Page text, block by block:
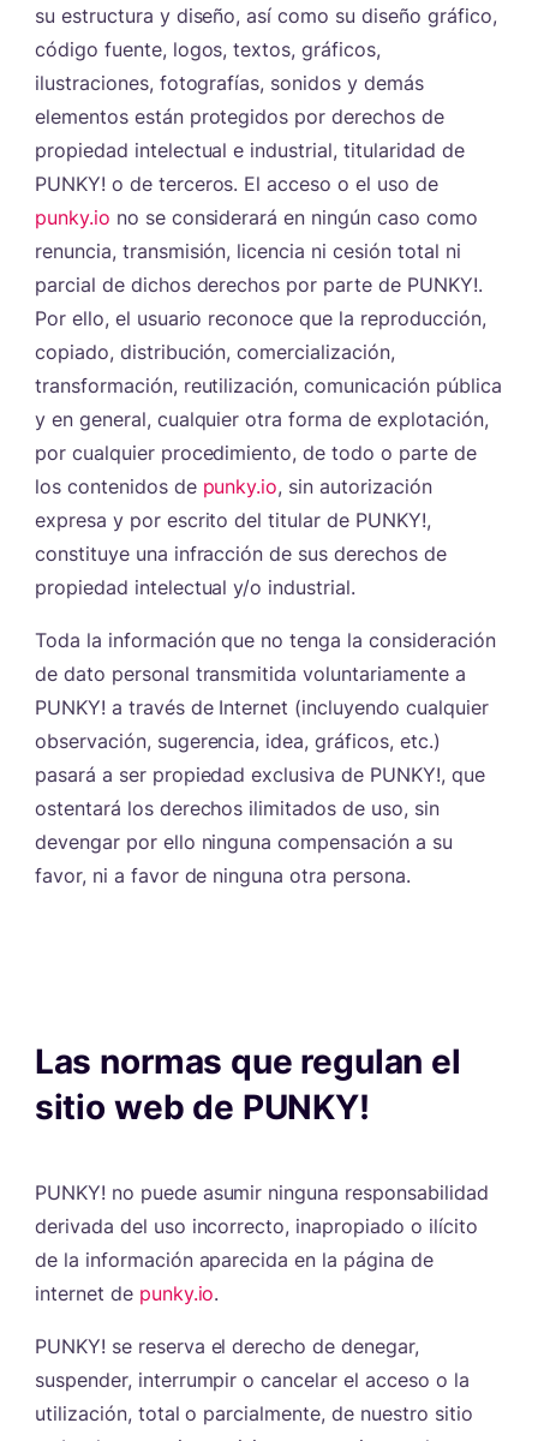
su estructura y diseño, así como su diseño gráfico,
código fuente, logos, textos, gráficos,
ilustraciones, fotografías, sonidos y demás
elementos están protegidos por derechos de
propiedad intelectual e industrial, titularidad de
PUNKY! o de terceros. El acceso o el uso de
punky.io no se considerará en ningún caso como
renuncia, transmisión, licencia ni cesión total ni
parcial de dichos derechos por parte de PUNKY!.
Por ello, el usuario reconoce que la reproducción,
copiado, distribución, comercialización,
transformación, reutilización, comunicación pública
y en general, cualquier otra forma de explotación,
por cualquier procedimiento, de todo o parte de
los contenidos de punky.io, sin autorización
expresa y por escrito del titular de PUNKY!,
constituye una infracción de sus derechos de
propiedad intelectual y/o industrial.
Toda la información que no tenga la consideración
de dato personal transmitida voluntariamente a
PUNKY! a través de Internet (incluyendo cualquier
observación, sugerencia, idea, gráficos, etc.)
pasará a ser propiedad exclusiva de PUNKY!, que
ostentará los derechos ilimitados de uso, sin
devengar por ello ninguna compensación a su
favor, ni a favor de ninguna otra persona.
Las normas que regulan el
sitio web de PUNKY!
PUNKY! no puede asumir ninguna responsabilidad
derivada del uso incorrecto, inapropiado o ilícito
de la información aparecida en la página de
internet de punky.io.
PUNKY! se reserva el derecho de denegar,
suspender, interrumpir o cancelar el acceso o la
utilización, total o parcialmente, de nuestro sitio